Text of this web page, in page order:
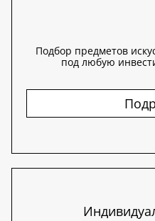
Подбор предметов
под любую